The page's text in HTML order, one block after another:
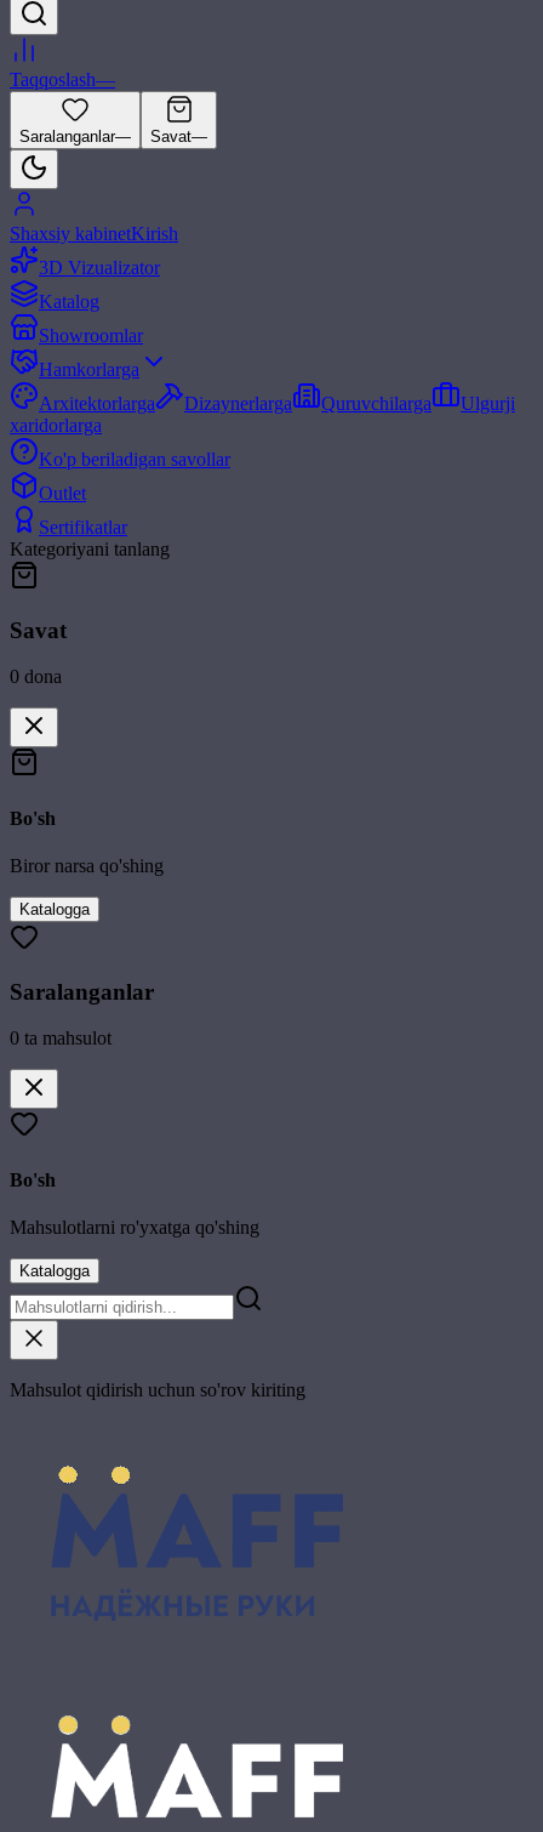
Taqqoslash—
Saralanganlar— Savat—
Shaxsiy kabinetKirish
3D Vizualizator
Katalog
Showroomlar
Hamkorlarga
Arxitektorlarga
Dizaynerlarga Quruvchilarga
Ulgurji
xaridorlarga
Ko'p beriladigan savollar
Outlet
Sertifikatlar
Kategoriyani tanlang
Savat
0 dona
Bo'sh
Biror narsa qo'shing
Katalogga
Saralanganlar
0 ta mahsulot
Bo'sh
Mahsulotlarni ro'yxatga qo'shing
Katalogga
Mahsulot qidirish uchun so'rov kiriting